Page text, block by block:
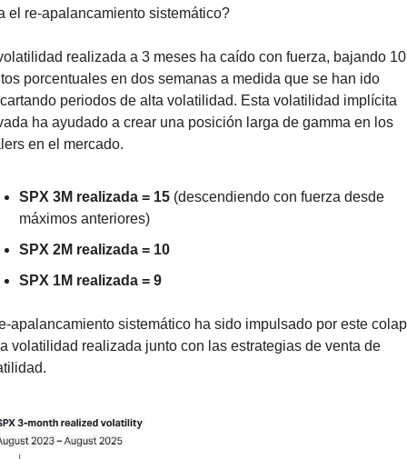
el re-apalancamiento sistemático?
realizada a 3 meses ha caído con fuerza, bajando 10
porcentuales en dos semanas a medida que se han ido
periodos de alta volatilidad. Esta volatilidad implícita
ha ayudado a crear una posición larga de gamma en los
en el mercado.
SPX 3M realizada = 15 (descendiendo con fuerza desde
máximos anteriores)
SPX 2M realizada = 10
SPX 1M realizada = 9
apalancamiento sistemático ha sido impulsado por este
volatilidad realizada junto con las estrategias de venta de